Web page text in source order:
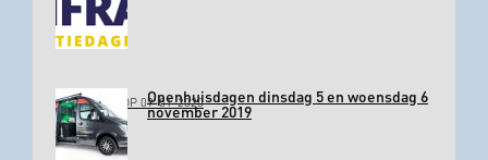
GEPLAATST OP 09-01-2020Openhuisdagen dinsdag 5 en woensdag 6
november 2019